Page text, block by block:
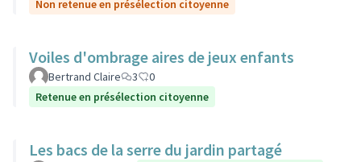
Non retenue en présélection citoyenne
Voiles d'ombrage aires de jeux enfants
Bertrand Claire 3
0
Retenue en présélection citoyenne
Les bacs de la serre du jardin partagé